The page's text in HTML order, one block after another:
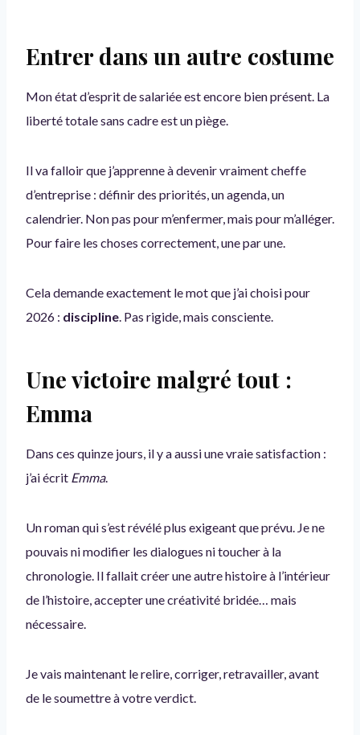
Entrer dans un autre costume
Mon état d’esprit de salariée est encore bien présent. La
liberté totale sans cadre est un piège.
Il va falloir que j’apprenne à devenir vraiment cheffe
d’entreprise : définir des priorités, un agenda, un
calendrier. Non pas pour m’enfermer, mais pour m’alléger.
Pour faire les choses correctement, une par une.
Cela demande exactement le mot que j’ai choisi pour
2026 : discipline. Pas rigide, mais consciente.
Une victoire malgré tout :
Emma
Dans ces quinze jours, il y a aussi une vraie satisfaction :
j’ai écrit Emma.
Un roman qui s’est révélé plus exigeant que prévu. Je ne
pouvais ni modifier les dialogues ni toucher à la
chronologie. Il fallait créer une autre histoire à l’intérieur
de l’histoire, accepter une créativité bridée… mais
nécessaire.
Je vais maintenant le relire, corriger, retravailler, avant
de le soumettre à votre verdict.